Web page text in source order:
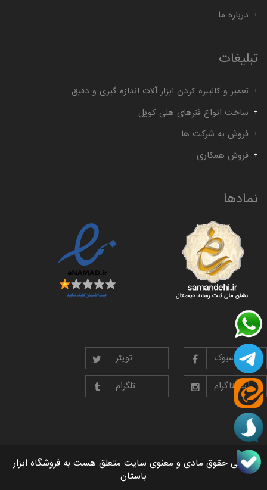
درباره ما
تبلیغات
تعمیر و کالیبره کردن ابزار آلات اندازه گیری و دقیق
ساخت انواع فنرهای هلی کویل
فروش به شرکت ها
فروش همکاری
نمادها
فیسبوک تویتر
اینستاگرام تلگرام
تمامی حقوق مادی و معنوی سایت متعلق هست به فروشگاه ابزار
باستان